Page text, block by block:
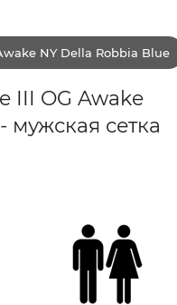
NY Della Robbia Blue
III OG Awake
мужская сетка